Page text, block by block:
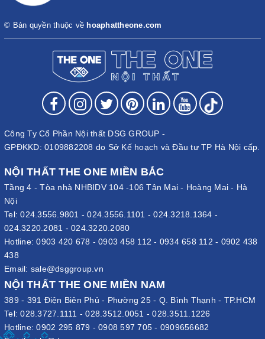
© Bản quyền thuộc về hoaphattheone.com
Công Ty Cổ Phần Nội thất DSG GROUP -
GPĐKKD: 0109882208 do Sở Kế hoạch và Đầu tư TP Hà Nội cấp.
NỘI THẤT THE ONE MIỀN BẮC
Tầng 4 - Tòa nhà NHBIDV 104 -106 Tân Mai - Hoàng Mai - Hà
Nội
Tel:024.3556.9801 -024.3556.1101 -024.3218.1364 -
024.3220.2081 - 024.3220.2080
Hotline:0903 420 678 - 0903 458 112 - 0934 658 112 - 0902 438
438
Email: sale@dsggroup.vn
NỘI THẤT THE ONE MIỀN NAM
389 - 391 Điện Biên Phủ - Phường 25 - Q. Bình Thạnh - TP.HCM
Tel:028.3727.1111 -028.3512.0051 -028.3511.1226
Hotline:0902 295 879 - 0908 597 705 - 0909656682